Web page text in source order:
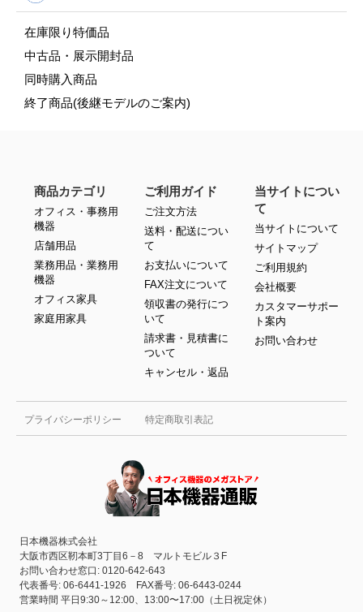
在庫限り特価品
中古品・展示開封品
同時購入商品
終了商品(後継モデルのご案内)
プライバシーポリシー 特定商取引表記
日本機器株式会社
大阪市西区靭本町3丁目6－8 マルトモビル３F
お問い合わせ窓口: 0120-642-643
代表番号: 06-6441-1926 FAX番号: 06-6443-0244
営業時間 平日9:30～12:00、13:00〜17:00（土日祝定休）
商品カテゴリ
オフィス・事務用
機器
店舗用品
業務用品・業務用
機器
オフィス家具
家庭用家具
ご利用ガイド
ご注文方法
送料・配送につい
て
お支払いについて
FAX注文について
領収書の発行につ
いて
請求書・見積書に
ついて
キャンセル・返品
当サイトについ
て
当サイトについて
サイトマップ
ご利用規約
会社概要
カスタマーサポー
ト案内
お問い合わせ